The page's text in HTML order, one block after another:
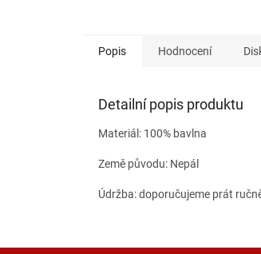
Popis Hodnocení
Detailní popis produktu
Materiál: 100% bavlna
Země původu: Nepál
Údržba: doporučujeme prát